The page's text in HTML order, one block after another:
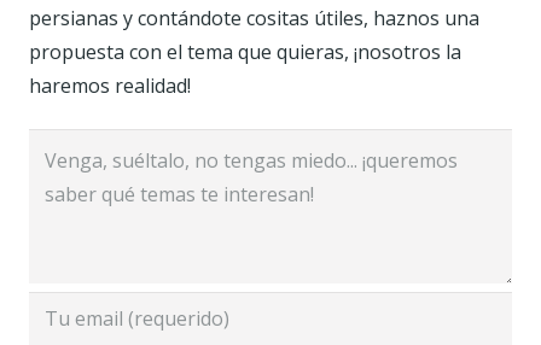
persianas y contándote cositas útiles, haznos una
propuesta con el tema que quieras, ¡nosotros la
haremos realidad!